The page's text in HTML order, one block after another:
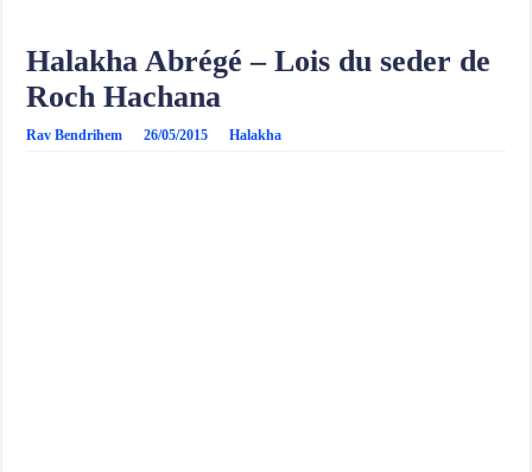
Halakha Abrégé – Lois du seder de
Roch Hachana
Rav Bendrihem 26/05/2015 Halakha